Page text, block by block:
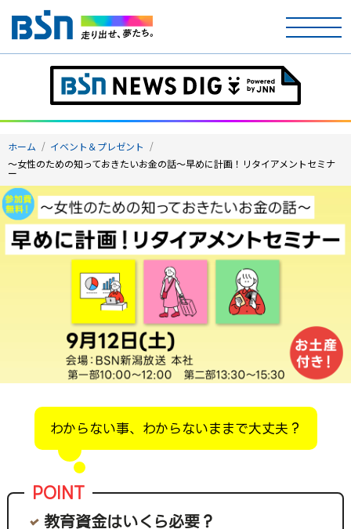
ホーム
テレビ
ラジオ
アナウンサー
イベント
ニュース
プレゼント
コンテンツ・アプリ
キッズ ケンジュ 愛の募金
Well-being 防災・減災
ショッピング
会社概要・ビジョン
ホーム
イベント＆プレゼント
～女性のための知っておきたいお金の話～早めに計画！リタイアメントセミナ
ー
わからない事、わからないままで大丈夫？
教育資金はいくら必要？